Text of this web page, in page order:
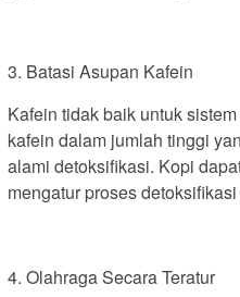
3. Batasi Asupan Kafein
Kafein tidak baik untuk
kafein dalam jumlah tinggi
alami detoksifikasi. Kopi
mengatur proses
4. Olahraga Secara Teratur